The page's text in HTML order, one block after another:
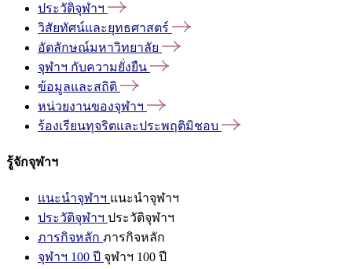
ประวัติจุฬาฯ
วิสัยทัศน์และยุทธศาสตร์
อัตลักษณ์มหาวิทยาลัย
จุฬาฯ กับความยั่งยืน
ข้อมูลและสถิติ
หน่วยงานของจุฬาฯ
ร้องเรียนทุจริตและประพฤติมิชอบ
รู้จักจุฬาฯ
แนะนำจุฬาฯ แนะนำจุฬาฯ
ประวัติจุฬาฯ ประวัติจุฬาฯ
ภารกิจหลัก ภารกิจหลัก
จุฬาฯ 100 ปี จุฬาฯ 100 ปี